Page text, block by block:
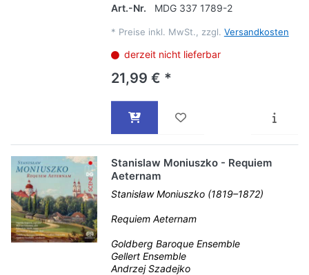
Art.-Nr.
MDG 337 1789-2
* Preise inkl. MwSt., zzgl. Versandkosten
derzeit nicht lieferbar
21,99 € *
Stanislaw Moniuszko - Requiem
Aeternam
Stanisław Moniuszko (1819–1872)
Requiem Aeternam
Goldberg Baroque Ensemble
Gellert Ensemble
Andrzej Szadejko